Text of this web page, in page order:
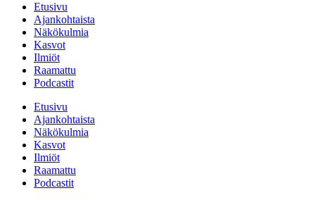
Etusivu
Ajankohtaista
Näkökulmia
Kasvot
Ilmiöt
Raamattu
Podcastit
Etusivu
Ajankohtaista
Näkökulmia
Kasvot
Ilmiöt
Raamattu
Podcastit